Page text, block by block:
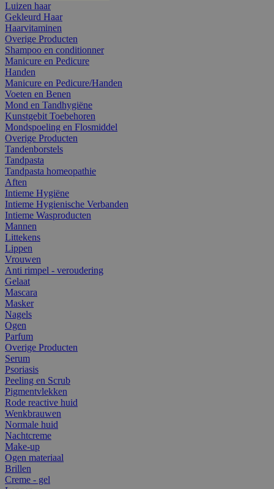
Luizen haar
Gekleurd Haar
Haarvitaminen
Overige Producten
Shampoo en conditionner
Manicure en Pedicure
Handen
Manicure en Pedicure/Handen
Voeten en Benen
Mond en Tandhygiëne
Kunstgebit Toebehoren
Mondspoeling en Flosmiddel
Overige Producten
Tandenborstels
Tandpasta
Tandpasta homeopathie
Aften
Intieme Hygiëne
Intieme Hygienische Verbanden
Intieme Wasproducten
Mannen
Littekens
Lippen
Vrouwen
Anti rimpel - veroudering
Gelaat
Mascara
Masker
Nagels
Ogen
Parfum
Overige Producten
Serum
Psoriasis
Peeling en Scrub
Pigmentvlekken
Rode reactive huid
Wenkbrauwen
Normale huid
Nachtcreme
Make-up
Ogen materiaal
Brillen
Creme - gel